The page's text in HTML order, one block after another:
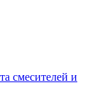
смесителей и